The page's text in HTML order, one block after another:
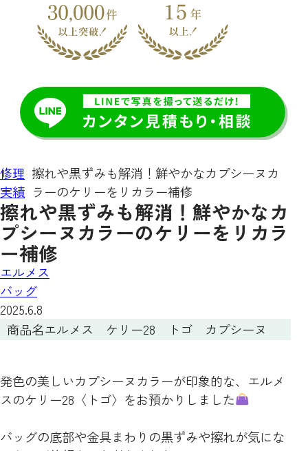
修理
実績
擦れや黒ずみも解消！鮮やかなカプシーヌカ
ラーのケリーをリカラー補修
擦れや黒ずみも解消！鮮やかなカ
プシーヌカラーのケリーをリカラ
ー補修
エルメス
バッグ
2025.6.8
商品名エルメス ケリー28 トゴ カプシーヌ
発色の美しいカプシーヌカラーが印象的な、エルメ
スのケリー28〈トゴ〉をお預かりしました
バッグの底部や金具まわりの黒ずみや擦れが気にな